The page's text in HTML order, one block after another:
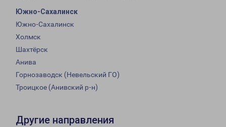
Южно-Сахалинск
Южно-Сахалинск
Холмск
Шахтёрск
Анива
Горнозаводск (Невельский ГО)
Троицкое (Анивский р-н)
Другие направления